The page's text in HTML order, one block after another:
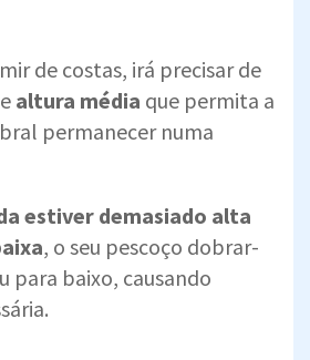
de costas, irá precisar de
altura média que permita a
permanecer numa
estiver demasiado alta
, o seu pescoço dobrar-
para baixo, causando